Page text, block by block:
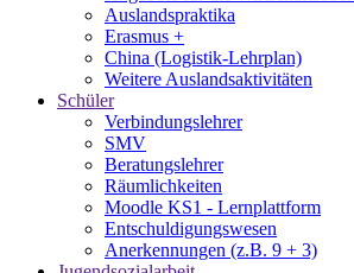
Auslandspraktika
Erasmus +
China (Logistik-Lehrplan)
Weitere Auslandsaktivitäten
Schüler
Verbindungslehrer
SMV
Beratungslehrer
Räumlichkeiten
Moodle KS1 - Lernplattform
Entschuldigungswesen
Anerkennungen (z.B. 9 + 3)